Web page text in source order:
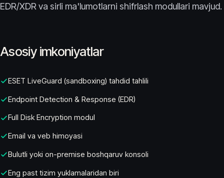
EDR/XDR va sirli ma'lumotlarni shifrlash modullari mavjud.
Asosiy imkoniyatlar
ESET LiveGuard (sandboxing) tahdid tahlili
Endpoint Detection & Response (EDR)
Full Disk Encryption modul
Email va veb himoyasi
Bulutli yoki on-premise boshqaruv konsoli
Eng past tizim yuklamalaridan biri